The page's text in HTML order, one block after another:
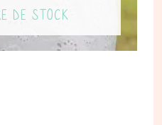
DE STOCK